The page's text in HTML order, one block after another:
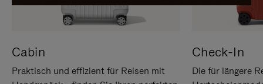
Cabin
Praktisch und effizient für Reisen mit
Check-In
Die für längere